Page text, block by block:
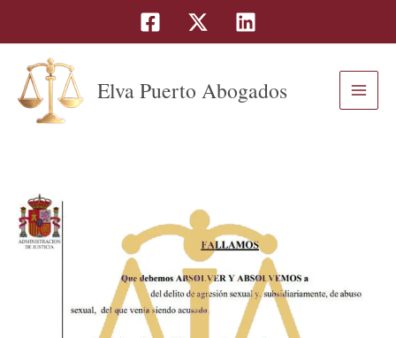
Elva Puerto Abogados